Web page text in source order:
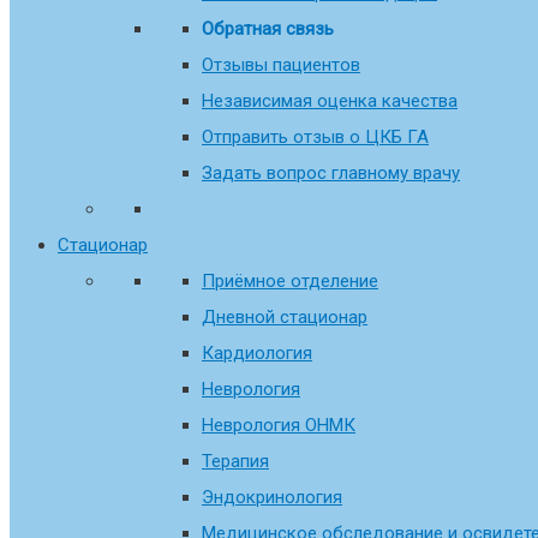
Обратная связь
Отзывы пациентов
Независимая оценка качества
Отправить отзыв о ЦКБ ГА
Задать вопрос главному врачу
Стационар
Приёмное отделение
Дневной стационар
Кардиология
Неврология
Неврология ОНМК
Терапия
Эндокринология
Медицинское обследование и